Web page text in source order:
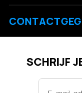
SCHRIJF